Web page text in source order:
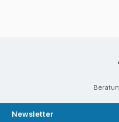
Newsletter